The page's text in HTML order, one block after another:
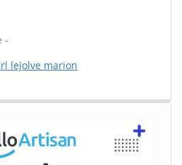
-
lejolve marion